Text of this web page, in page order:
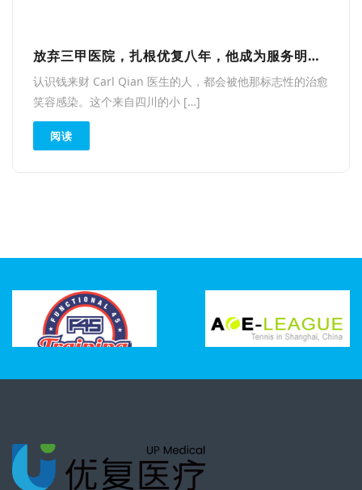
放弃三甲医院，扎根优复八年，他成为服务明星患者的首席康复专家
认识钱来财 Carl Qian 医生的人，都会被他那标志性的治愈
笑容感染。这个来自四川的小 […]
阅读